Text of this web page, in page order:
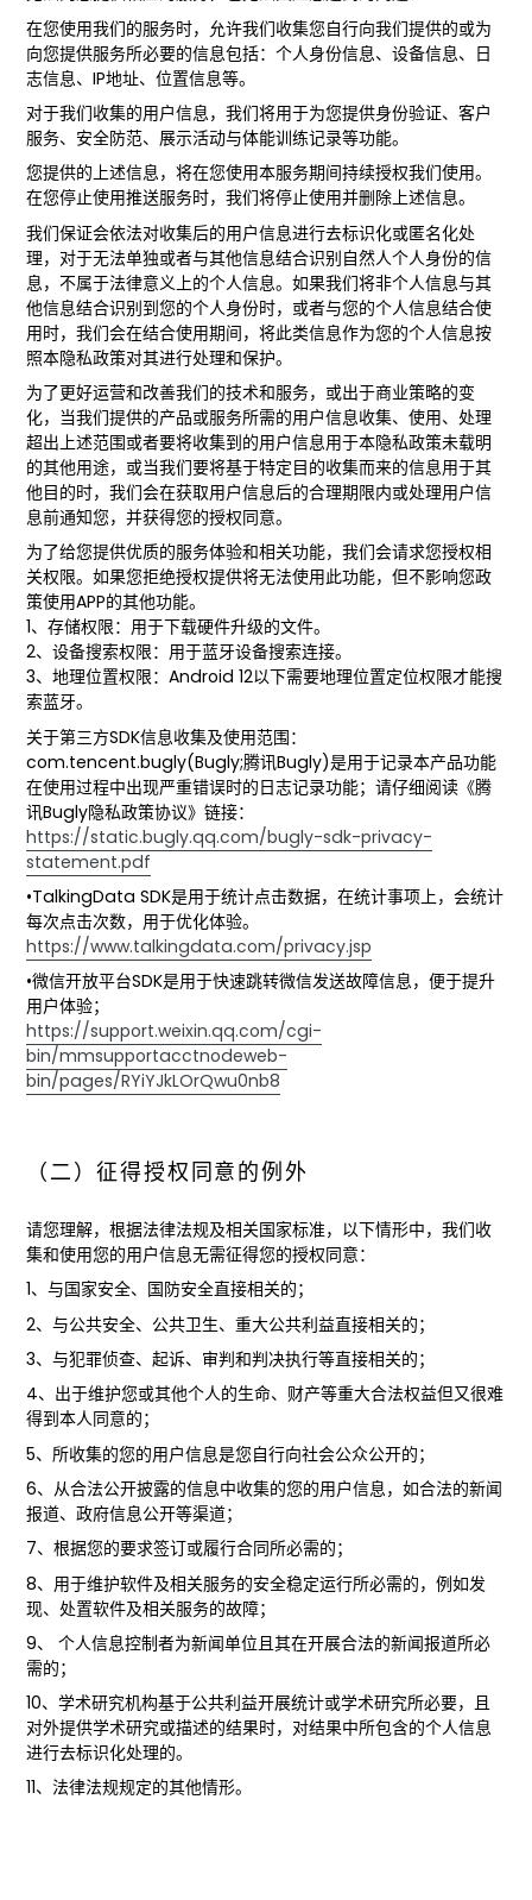
在您使用我们的服务时，允许我们收集您自行向我们提供的或为
向您提供服务所必要的信息包括：个人身份信息、设备信息、日
志信息、IP地址、位置信息等。
对于我们收集的用户信息，我们将用于为您提供身份验证、客户
服务、安全防范、展示活动与体能训练记录等功能。
您提供的上述信息，将在您使用本服务期间持续授权我们使用。
在您停止使用推送服务时，我们将停止使用并删除上述信息。
我们保证会依法对收集后的用户信息进行去标识化或匿名化处
理，对于无法单独或者与其他信息结合识别自然人个人身份的信
息，不属于法律意义上的个人信息。如果我们将非个人信息与其
他信息结合识别到您的个人身份时，或者与您的个人信息结合使
用时，我们会在结合使用期间，将此类信息作为您的个人信息按
照本隐私政策对其进行处理和保护。
为了更好运营和改善我们的技术和服务，或出于商业策略的变
化，当我们提供的产品或服务所需的用户信息收集、使用、处理
超出上述范围或者要将收集到的用户信息用于本隐私政策未载明
的其他用途，或当我们要将基于特定目的收集而来的信息用于其
他目的时，我们会在获取用户信息后的合理期限内或处理用户信
息前通知您，并获得您的授权同意。
为了给您提供优质的服务体验和相关功能，我们会请求您授权相
关权限。如果您拒绝授权提供将无法使用此功能，但不影响您政
策使用APP的其他功能。
1、存储权限：用于下载硬件升级的文件。
2、设备搜索权限：用于蓝牙设备搜索连接。
3、地理位置权限：Android 12以下需要地理位置定位权限才能搜
索蓝牙。
关于第三方SDK信息收集及使用范围：
com.tencent.bugly(Bugly;腾讯Bugly)是用于记录本产品功能
在使用过程中出现严重错误时的日志记录功能；请仔细阅读《腾
讯Bugly隐私政策协议》链接：
https://static.bugly.qq.com/bugly-sdk-privacy-
statement.pdf
•TalkingData SDK是用于统计点击数据，在统计事项上，会统计
每次点击次数，用于优化体验。
https://www.talkingdata.com/privacy.jsp
•微信开放平台SDK是用于快速跳转微信发送故障信息，便于提升
用户体验；
https://support.weixin.qq.com/cgi-
bin/mmsupportacctnodeweb-
bin/pages/RYiYJkLOrQwu0nb8
（二）征得授权同意的例外
请您理解，根据法律法规及相关国家标准，以下情形中，我们收
集和使用您的用户信息无需征得您的授权同意：
1、与国家安全、国防安全直接相关的；
2、与公共安全、公共卫生、重大公共利益直接相关的；
3、与犯罪侦查、起诉、审判和判决执行等直接相关的；
4、出于维护您或其他个人的生命、财产等重大合法权益但又很难
得到本人同意的；
5、所收集的您的用户信息是您自行向社会公众公开的；
6、从合法公开披露的信息中收集的您的用户信息，如合法的新闻
报道、政府信息公开等渠道；
7、根据您的要求签订或履行合同所必需的；
8、用于维护软件及相关服务的安全稳定运行所必需的，例如发
现、处置软件及相关服务的故障；
9、 个人信息控制者为新闻单位且其在开展合法的新闻报道所必
需的；
10、学术研究机构基于公共利益开展统计或学术研究所必要，且
对外提供学术研究或描述的结果时，对结果中所包含的个人信息
进行去标识化处理的。
11、法律法规规定的其他情形。